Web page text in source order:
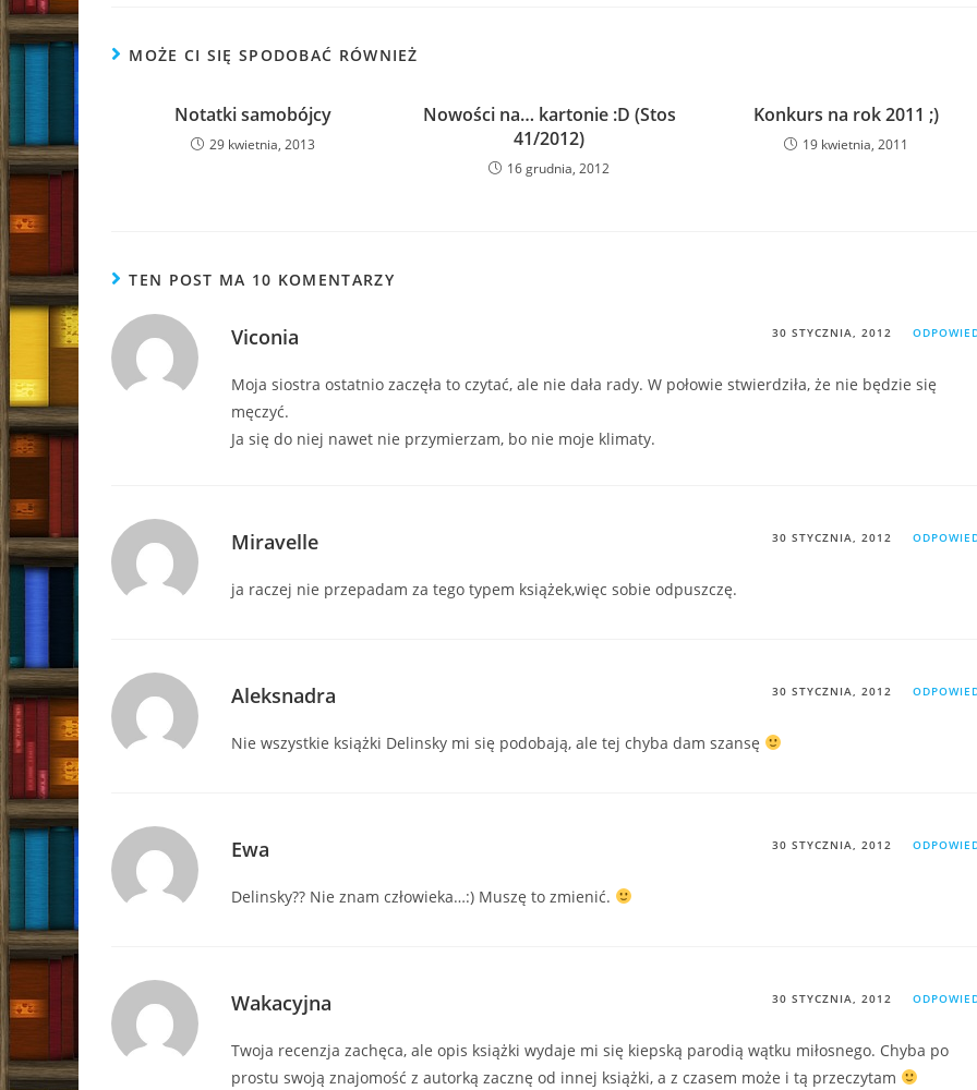
MOŻE CI SIĘ SPODOBAĆ RÓWNIEŻ
Notatki samobójcy
29 kwietnia, 2013
Nowości na… kartonie :D (Stos
41/2012)
16 grudnia, 2012
Konkurs na rok 2011 ;)
19 kwietnia, 2011
TEN POST MA 10 KOMENTARZY
Viconia 30 STYCZNIA, 2012
Moja siostra ostatnio zaczęła to czytać, ale nie dała rady. W połowie stwierdziła, że nie będzie się
męczyć.
Ja się do niej nawet nie przymierzam, bo nie moje klimaty.
Miravelle 30 STYCZNIA, 2012
ja raczej nie przepadam za tego typem książek,więc sobie odpuszczę.
Aleksnadra 30 STYCZNIA, 2012
Nie wszystkie książki Delinsky mi się podobają, ale tej chyba dam szansę
Ewa 30 STYCZNIA, 2012
Delinsky?? Nie znam człowieka…:) Muszę to zmienić.
Wakacyjna 30 STYCZNIA, 2012
Twoja recenzja zachęca, ale opis książki wydaje mi się kiepską parodią wątku miłosnego. Chyba po
prostu swoją znajomość z autorką zacznę od innej książki, a z czasem może i tą przeczytam